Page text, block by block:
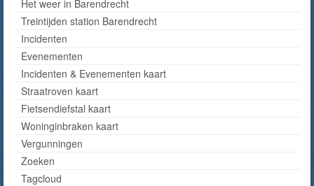
Het weer in Barendrecht
Treintijden station Barendrecht
Incidenten
Evenementen
Incidenten & Evenementen kaart
Straatroven kaart
Fietsendiefstal kaart
Woninginbraken kaart
Vergunningen
Zoeken
Tagcloud